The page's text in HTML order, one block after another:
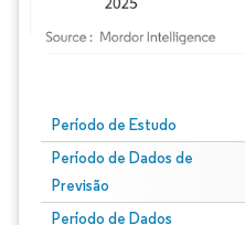
Período de Estudo
Período de Dados de
Previsão
Período de Dados